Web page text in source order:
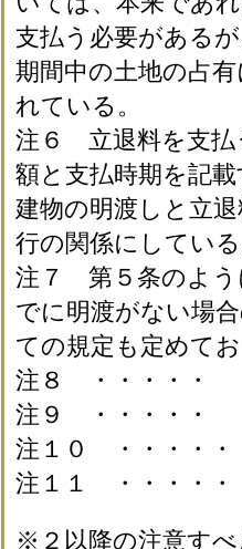
支払う必要がある
期間中の土地の占
れている。
注６ 立退料を支払
額と支払時期を記載
建物の明渡しと立
行の関係にしている
注７ 第５条のよう
でに明渡がない場
ての規定も定めてお
注８ ・・・・・
注９ ・・・・・
注１０ ・・・・・
注１１ ・・・・・
※２以降の注意す